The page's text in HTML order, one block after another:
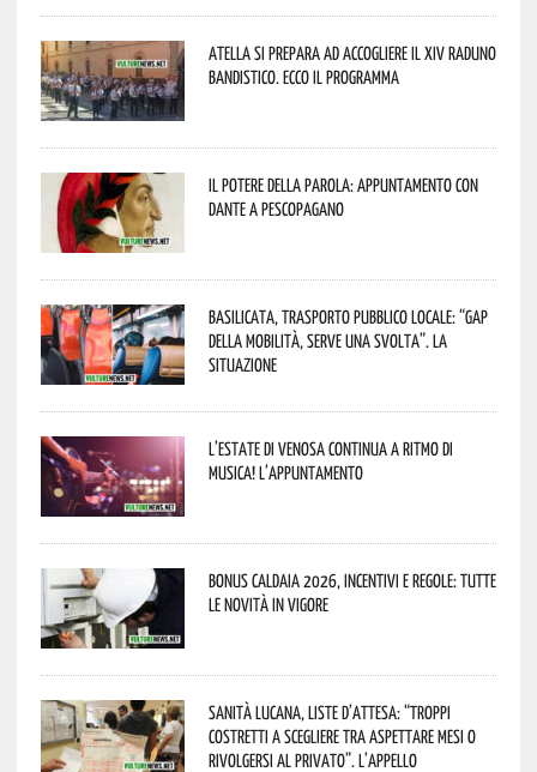
Atella si prepara ad accogliere il XIV Raduno
Bandistico. Ecco il programma
Il Potere della parola: appuntamento con
Dante a Pescopagano
Basilicata, trasporto pubblico locale: “Gap
della mobilità, serve una svolta”. La
situazione
L’estate di Venosa continua a ritmo di
musica! L’appuntamento
Bonus caldaia 2026, incentivi e regole: tutte
le novità in vigore
Sanità lucana, liste d’attesa: “Troppi
costretti a scegliere tra aspettare mesi o
rivolgersi al privato”. L’appello